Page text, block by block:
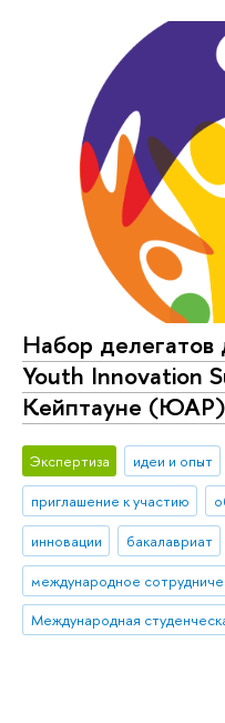
Набор делегатов
Youth Innovation
Кейптауне (ЮАР)
Экспертиза идеи и опыт
приглашение к участию
инновации
бакалавриат
международное